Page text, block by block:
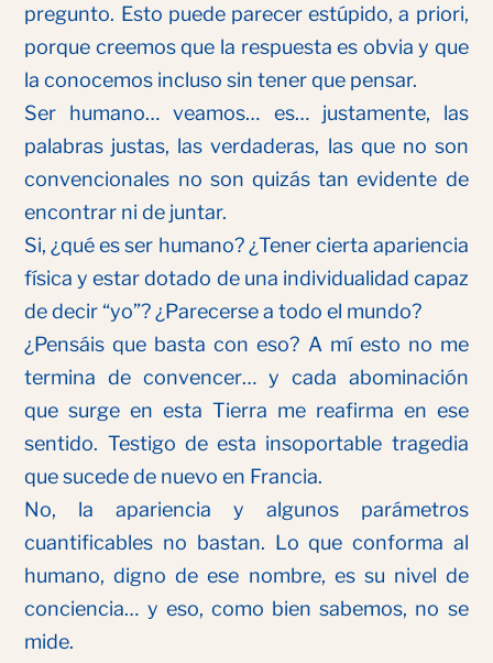
pregunto. Esto puede parecer estúpido, a priori,
porque creemos que la respuesta es obvia y que
la conocemos incluso sin tener que pensar.
Ser humano… veamos… es… justamente, las
palabras justas, las verdaderas, las que no son
convencionales no son quizás tan evidente de
encontrar ni de juntar.
Si, ¿qué es ser humano? ¿Tener cierta apariencia
física y estar dotado de una individualidad capaz
de decir “yo”? ¿Parecerse a todo el mundo?
¿Pensáis que basta con eso? A mí esto no me
termina de convencer… y cada abominación
que surge en esta Tierra me reafirma en ese
sentido. Testigo de esta insoportable tragedia
que sucede de nuevo en Francia.
No, la apariencia y algunos parámetros
cuantificables no bastan. Lo que conforma al
humano, digno de ese nombre, es su nivel de
conciencia… y eso, como bien sabemos, no se
mide.